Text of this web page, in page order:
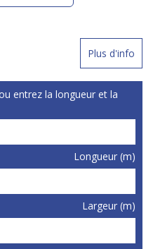
Plus d'info
entrez la longueur et la
Longueur (m)
Largeur (m)